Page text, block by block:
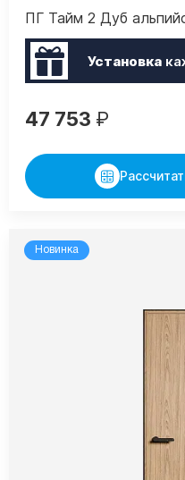
ПГ Тайм 2 Дуб
Установка
47 753 ₽
Новинка